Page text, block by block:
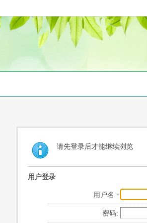
请先登录后才能继续浏览
用户登录
用户名
密码: